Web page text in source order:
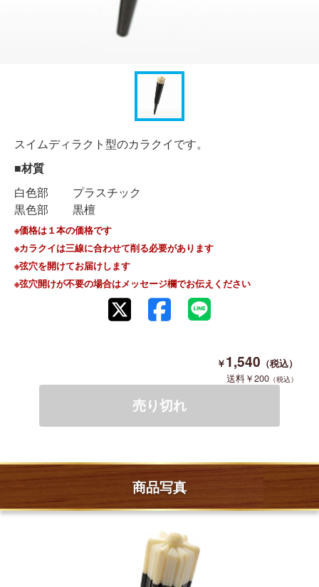
スイムディラクト型のカラクイです。
■材質
白色部
プラスチック
黒色部
黒檀
※価格は１本の価格です
※カラクイは三線に合わせて削る必要があります
※弦穴を開けてお届けします
※弦穴開けが不要の場合はメッセージ欄でお伝えください
1,540
200
商品写真